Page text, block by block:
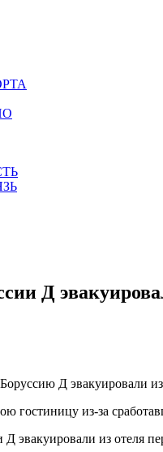
Д
Д эвакуировали
гостиницу из-за
эвакуировали из отеля